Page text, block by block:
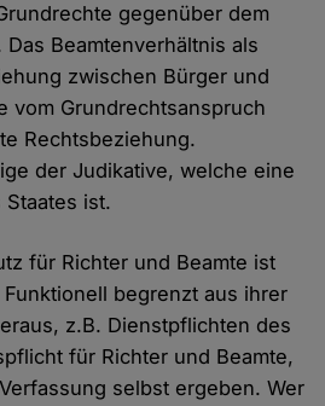
gegenüber dem
Beamtenverhältnis als
zwischen Bürger und
vom Grundrechtsanspruch
Rechtsbeziehung.
der Judikative, welche eine
ist.
für Richter und Beamte ist
begrenzt aus ihrer
z.B. Dienstpflichten des
für Richter und Beamte,
selbst ergeben. Wer